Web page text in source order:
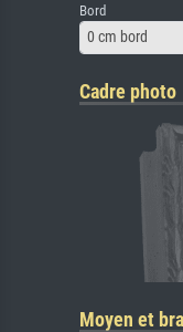
Bord
0 cm bord
Cadre photo
Moyen et